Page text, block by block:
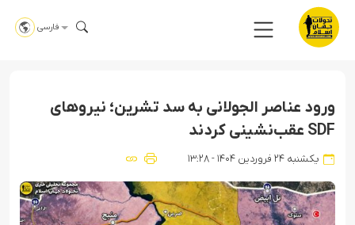
فارسی
ورود عناصر الجولانی به سد تشرین؛ نیروهای
SDF عقب‌نشینی کردند
یکشنبه ۲۴ فروردین ۱۴۰۴ - ۱۳:۲۸